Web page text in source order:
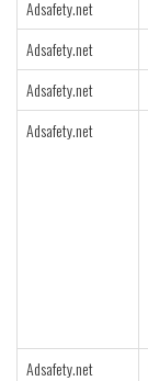
Adsafety.net
Adsafety.net
Adsafety.net
Adsafety.net
Adsafety.net